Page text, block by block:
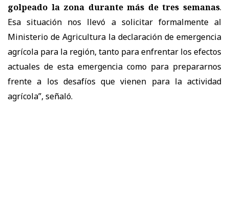
golpeado la zona durante más de tres semanas.
Esa situación nos llevó a solicitar formalmente al
Ministerio de Agricultura la declaración de emergencia
agrícola para la región, tanto para enfrentar los efectos
actuales de esta emergencia como para prepararnos
frente a los desafíos que vienen para la actividad
agrícola”, señaló.